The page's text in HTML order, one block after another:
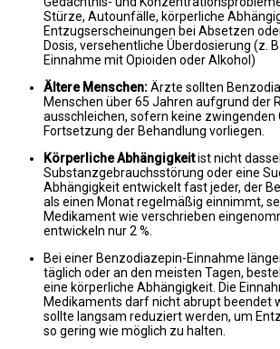
Stürze, Autounfälle, körperliche
Entzugserscheinungen bei Absetzen
Dosis, versehentliche Überdosierung (z.
Einnahme mit Opioiden oder Alkohol)
Ältere Menschen:Ärzte sollten
Menschen über 65 Jahren aufgrund der
ausschleichen, sofern keine zwingenden
Fortsetzung der Behandlung vorliegen.
Körperliche Abhängigkeitist nicht
Substanzgebrauchsstörung oder eine
Abhängigkeit entwickelt fast jeder, der
als einen Monat regelmäßig einnimmt,
Medikament wie verschrieben
entwickeln nur 2 %.
Bei einer Benzodiazepin-Einnahme
täglich oder an den meisten Tagen,
eine körperliche Abhängigkeit. Die
Medikaments darf nicht abrupt beendet
sollte langsam reduziert werden, um
so gering wie möglich zu halten.